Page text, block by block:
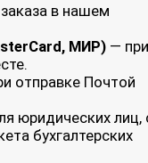
в нашем
МИР) — при
отправке Почтой
юридических лиц,
бухгалтерских